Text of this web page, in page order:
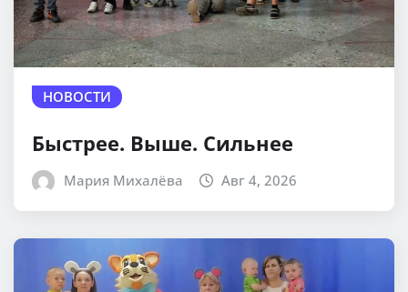
НОВОСТИ
Быстрее. Выше. Сильнее
Мария Михалёва Авг 4, 2026